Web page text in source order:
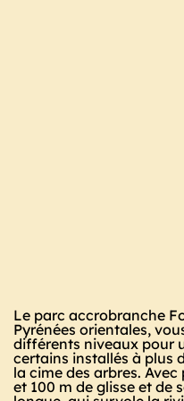
Le parc accrobranche
Pyrénées orientales,
différents niveaux pour
certains installés à plus
la cime des arbres.
et 100 m de glisse et de